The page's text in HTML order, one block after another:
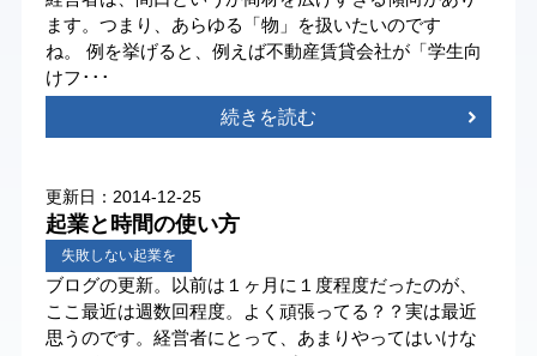
ます。つまり、あらゆる「物」を扱いたいのです
ね。 例を挙げると、例えば不動産賃貸会社が「学生向
けフ･･･
続きを読む
更新日：2014-12-25
起業と時間の使い方
ブログの更新。以前は１ヶ月に１度程度だったのが、
ここ最近は週数回程度。よく頑張ってる？？実は最近
思うのです。経営者にとって、あまりやってはいけな
失敗しない起業を